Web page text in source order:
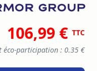
106,99 € TTC
éco-participation : 0.35 €